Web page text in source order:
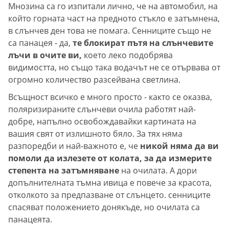
Мнозина са го изпитали лично, че на автомобил, на
който горната част на предното стъкло е затъмнена,
в слънчев ден това не помага. Сенниците също не
са панацея - да, те блокират пътя на слънчевите
лъчи в очите ви, което леко подобрява
видимостта, но също така водачът не се отървава от
огромно количество разсейвана светлина.
Всъщност всичко е много просто - както се оказва,
поляризираните слънчеви очила работят най-
добре, напълно освобождавайки картината на
вашия свят от излишното бяло. За тях няма
разпоредби и най-важното е, че никой няма да ви
помоли да излезете от колата, за да измерите
степента на затъмняване на очилата. А дори
допълнителната тъмна ивица е повече за красота,
отколкото за предпазване от слънцето. сенниците
спасяват положението донякъде, но очилата са
панацеята.